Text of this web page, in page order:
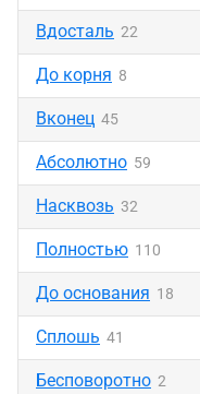
Вдосталь 22
До корня 8
Вконец 45
Абсолютно 59
Насквозь 32
Полностью 110
До основания 18
Сплошь 41
Бесповоротно 2